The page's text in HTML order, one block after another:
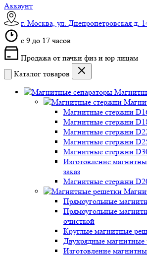
Аккаунт
г. Москва, ул. Днепропетровская д.
c 9 до 17 часов
Продажа от пачки физ и юр лицам
Каталог товаров
Магнитные стержни
Магнитные стержни
Магнитные стержни
Магнитные стержни
Магнитные стержни
Изготовление
заказ
Магнитные стержни
Прямоугольные
Прямоугольные
очисткой
Круглые магнитные
Двухрядные магнитные
Изготовление